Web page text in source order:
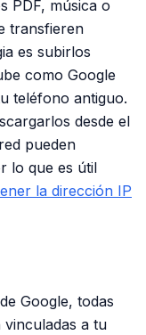
PDF, música o
transfieren
es subirlos
como Google
teléfono antiguo.
desde el
pueden
lo que es útil
la dirección IP
Google, todas
vinculadas a tu